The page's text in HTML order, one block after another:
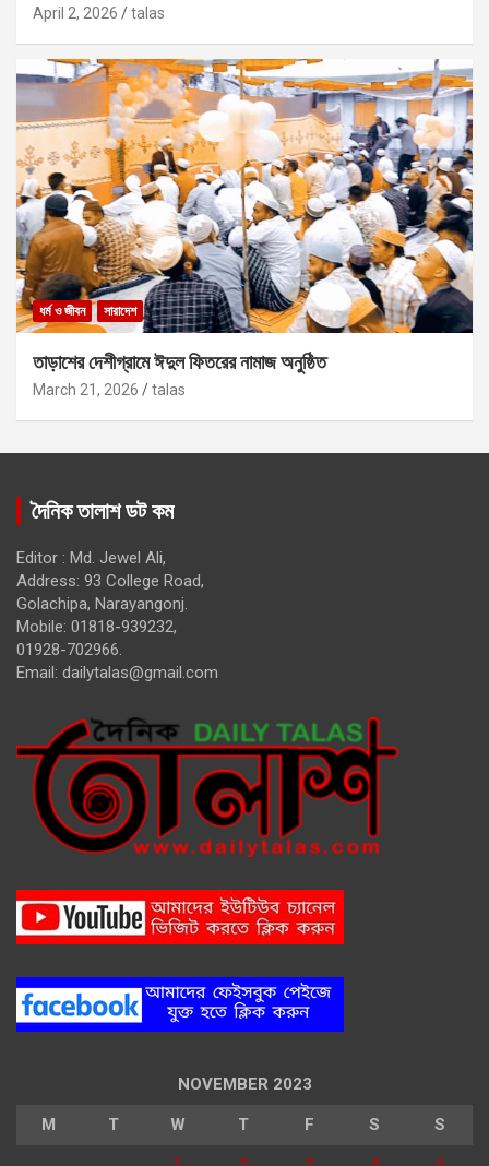
April 2, 2026 talas
ধর্ম ও জীবন সারাদেশ
তাড়াশের দেশীগ্রামে ঈদুল ফিতরের নামাজ অনুষ্ঠিত
March 21, 2026 talas
দৈনিক তালাশ ডট কম
Editor : Md. Jewel Ali,
Address: 93 College Road,
Golachipa, Narayangonj.
Mobile: 01818-939232,
01928-702966.
Email: dailytalas@gmail.com
NOVEMBER 2023
M T W T F S S